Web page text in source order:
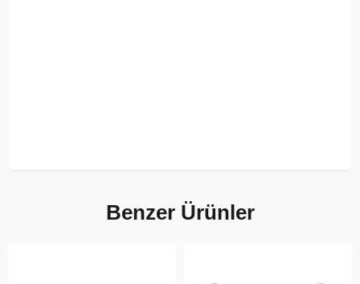
Benzer Ürünler